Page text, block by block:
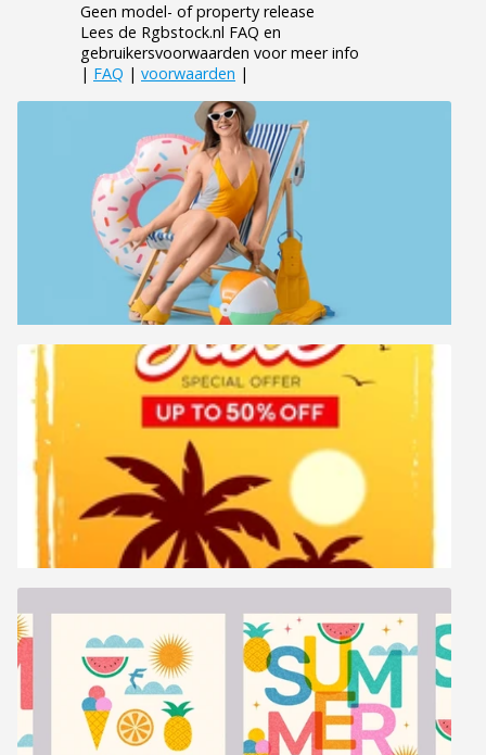
Geen model- of property release
Lees de Rgbstock.nl FAQ en
gebruikersvoorwaarden voor meer info
| FAQ | voorwaarden |